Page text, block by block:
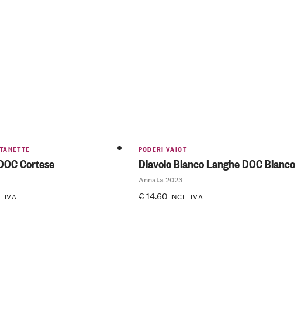
Cortese
IVA
PODERI VAIOT
Diavolo Bianco Langhe DOC Bianco
Annata 2023
€14.60 INCL. IVA